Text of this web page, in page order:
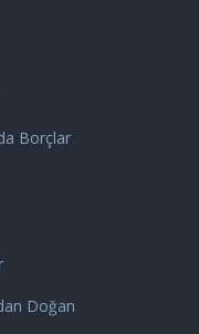
Borçlar
Doğan